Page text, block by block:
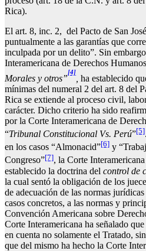
Rica).
El art. 8, inc. 2, del Pacto de San
puntualmente a las garantías que
inculpada por un delito”. Sin
Interamericana de Derechos
Morales y otros”
[4]
ha establecido
mínimas del numeral 2 del art. 8 del
Rica se extiende al proceso civil,
carácter. Dicho criterio ha sido
por la Corte Interamericana de
“Tribunal Constitucional Vs. Perú”[5]
en los casos “Almonacid”[6] y
Congreso”[7], la Corte
establecido la doctrina del control de
la cual sentó la obligación de los
de adecuación de las normas
casos concretos, a las normas y
Convención Americana sobre
Corte Interamericana ha señalado
en cuenta no solamente el Tratado,
que del mismo ha hecho la Corte